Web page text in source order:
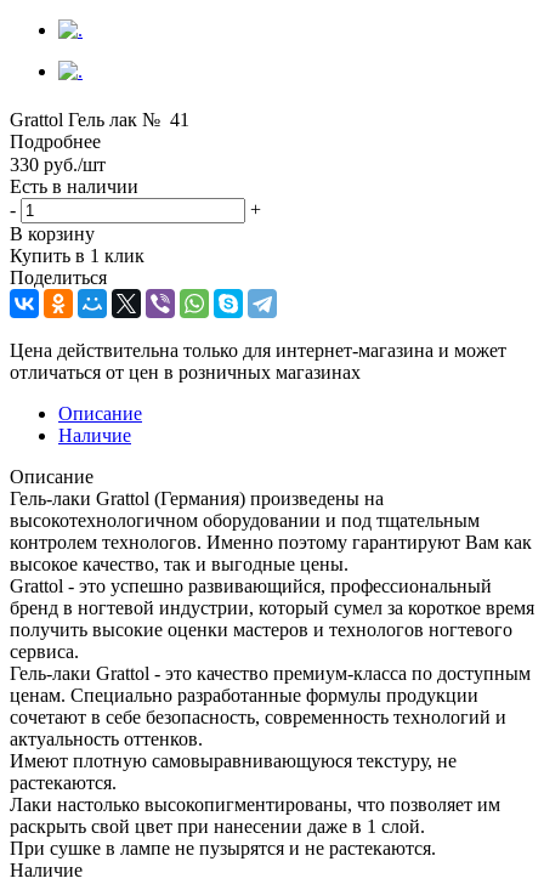
Grattol Гель лак № 41
Подробнее
330 руб./шт
Есть в наличии
-
+
В корзину
Купить в 1 клик
Поделиться
Цена действительна только для интернет-магазина и может
отличаться от цен в розничных магазинах
Описание
Наличие
Описание
Гель-лаки Grattol (Германия) произведены на
высокотехнологичном оборудовании и под тщательным
контролем технологов. Именно поэтому гарантируют Вам как
высокое качество, так и выгодные цены.
Grattol - это успешно развивающийся, профессиональный
бренд в ногтевой индустрии, который сумел за короткое время
получить высокие оценки мастеров и технологов ногтевого
сервиса.
Гель-лаки Grattol - это качество премиум-класса по доступным
ценам. Специально разработанные формулы продукции
сочетают в себе безопасность, современность технологий и
актуальность оттенков.
Имеют плотную самовыравнивающуюся текстуру, не
растекаются.
Лаки настолько высокопигментированы, что позволяет им
раскрыть свой цвет при нанесении даже в 1 слой.
При сушке в лампе не пузырятся и не растекаются.
Наличие